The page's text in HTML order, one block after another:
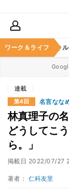
ワーク＆ライフ
ア ビジネススキル
連載
第4回 名言なな
林真理子の
どうしてこ
ら。」
掲載日 2022/07/27
著者： 仁科友里